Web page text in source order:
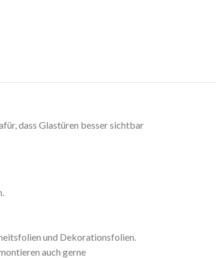
dass Glastüren besser sichtbar
und Dekorationsfolien.
auch gerne